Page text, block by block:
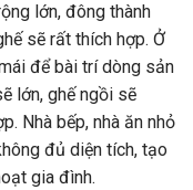
lớn, đông thành
sẽ rất thích hợp. Ở
để bài trí dòng sản
lớn, ghế ngồi sẽ
Nhà bếp, nhà ăn nhỏ
đủ diện tích, tạo
gia đình.